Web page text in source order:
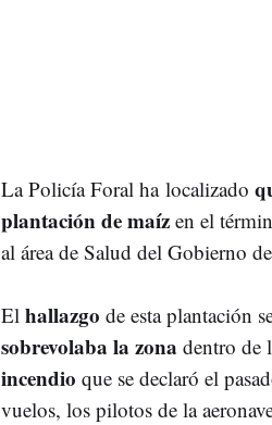
La Policía Foral ha localizado
plantación de maíz en el
al área de Salud del Gobierno
El hallazgo de esta plantación
sobrevolaba la zona dentro de
incendio que se declaró el
vuelos, los pilotos de la